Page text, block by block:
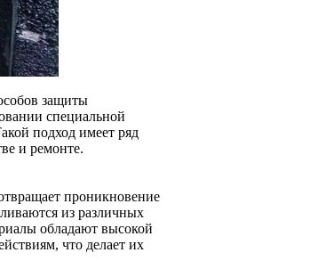
защиты
специальной
подход имеет ряд
и ремонте.
проникновение
из различных
обладают высокой
что делает их